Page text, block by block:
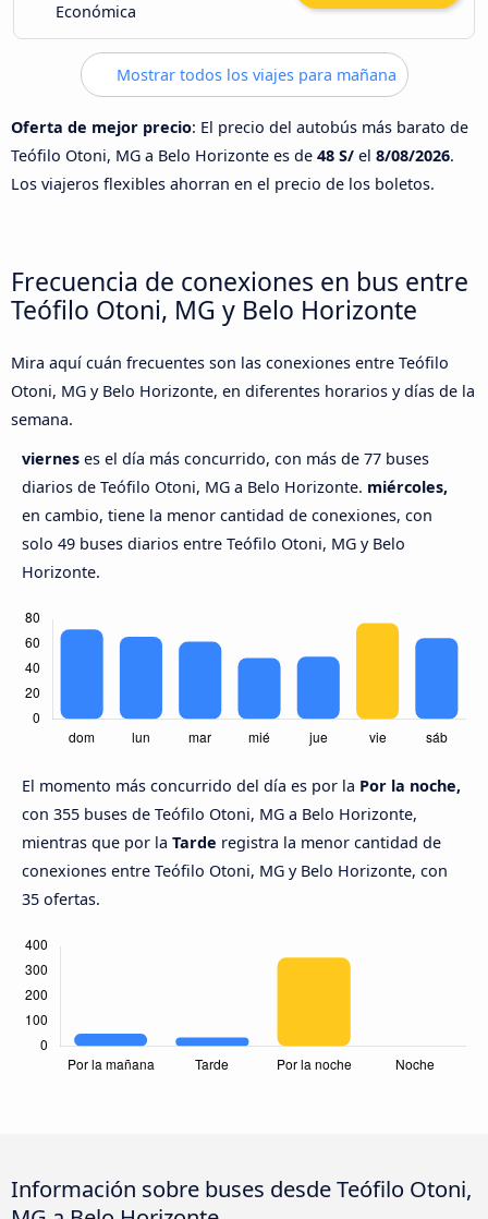
Económica
Mostrar todos los viajes para mañana
Oferta de mejor precio: El precio del autobús más barato de
Teófilo Otoni, MG a Belo Horizonte es de 48 S/ el 8/08/2026.
Los viajeros flexibles ahorran en el precio de los boletos.
Frecuencia de conexiones en bus entre
Teófilo Otoni, MG y Belo Horizonte
Mira aquí cuán frecuentes son las conexiones entre Teófilo
Otoni, MG y Belo Horizonte, en diferentes horarios y días de la
semana.
viernes es el día más concurrido, con más de 77 buses
diarios de Teófilo Otoni, MG a Belo Horizonte. miércoles,
en cambio, tiene la menor cantidad de conexiones, con
solo 49 buses diarios entre Teófilo Otoni, MG y Belo
Horizonte.
El momento más concurrido del día es por la Por la noche,
con 355 buses de Teófilo Otoni, MG a Belo Horizonte,
mientras que por la Tarde registra la menor cantidad de
conexiones entre Teófilo Otoni, MG y Belo Horizonte, con
35 ofertas.
Información sobre buses desde Teófilo Otoni,